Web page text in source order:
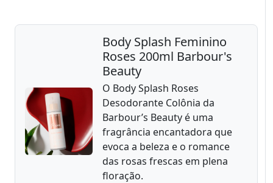
Body Splash Feminino
Roses 200ml Barbour's
Beauty
O Body Splash Roses
Desodorante Colônia da
Barbour’s Beauty é uma
fragrância encantadora que
evoca a beleza e o romance
das rosas frescas em plena
floração.